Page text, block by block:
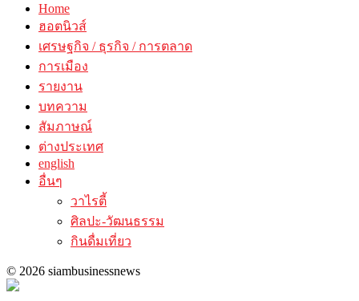
Home
ฮอตนิวส์
เศรษฐกิจ / ธุรกิจ / การตลาด
การเมือง
รายงาน
บทความ
สัมภาษณ์
ต่างประเทศ
english
อื่นๆ
วาไรตี้
ศิลปะ-วัฒนธรรม
กินดื่มเที่ยว
© 2026 siambusinessnews